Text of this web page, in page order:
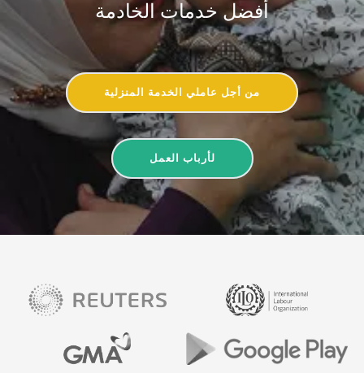
أفضل خدمات الخادمة
من أجل عاملي الخدمة المنزلية
لأرباب العمل